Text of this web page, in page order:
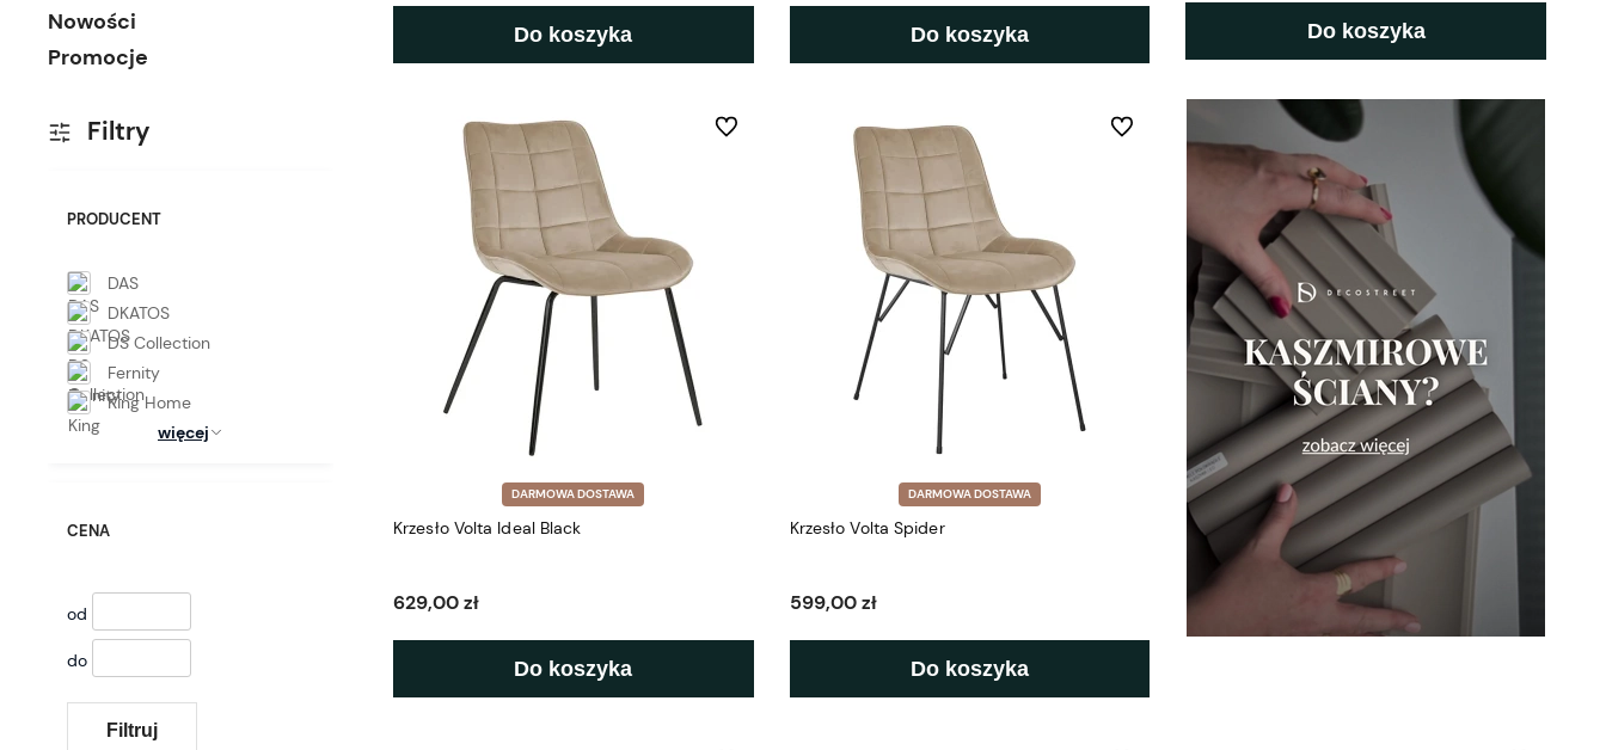
Nowości
Promocje
Filtry
PRODUCENT
DAS
DKATOS
DS Collection
Fernity
King Home
więcej
CENA
od
do
Filtruj
Do koszyka Do koszyka Do koszyka
DARMOWA DOSTAWA
Krzesło Volta Ideal Black
629,00 zł
Do koszyka
Do ulubionych
DARMOWA DOSTAWA
Krzesło Volta Spider
599,00 zł
Do koszyka
Do ulubionych